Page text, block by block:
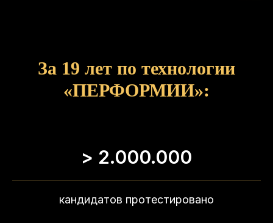
За 19 лет по технологии
«ПЕРФОРМИИ»:
> 2.000.000
кандидатов протестировано